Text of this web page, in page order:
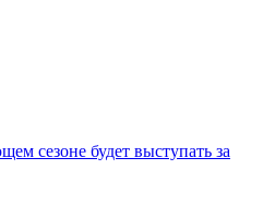
сезоне будет выступать за